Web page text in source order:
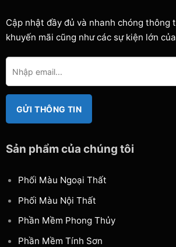
Cập nhật đầy đủ và nhanh chóng thông
khuyến mãi cũng như các sự kiện lớn
Sản phẩm của chúng tôi
Phối Màu Ngoại Thất
Phối Màu Nội Thất
Phần Mềm Phong Thủy
Phần Mềm Tính Sơn